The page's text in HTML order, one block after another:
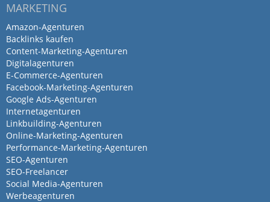
MARKETING
Amazon-Agenturen
Backlinks kaufen
Content-Marketing-Agenturen
Digitalagenturen
E-Commerce-Agenturen
Facebook-Marketing-Agenturen
Google Ads-Agenturen
Internetagenturen
Linkbuilding-Agenturen
Online-Marketing-Agenturen
Performance-Marketing-Agenturen
SEO-Agenturen
SEO-Freelancer
Social Media-Agenturen
Werbeagenturen